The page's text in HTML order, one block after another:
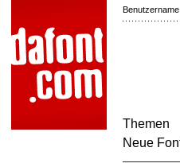
Benutzername
Themen
Neue